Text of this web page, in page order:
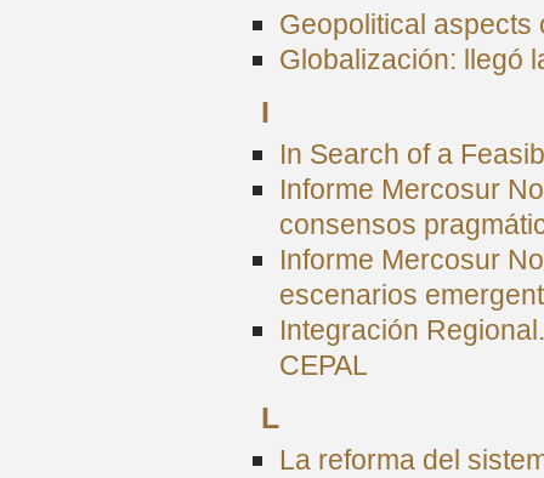
Geopolitical aspects
Globalización: llegó
I
In Search of a
Informe Mercosur
consensos
Informe Mercosur
escenarios
Integración
CEPAL
L
La reforma del